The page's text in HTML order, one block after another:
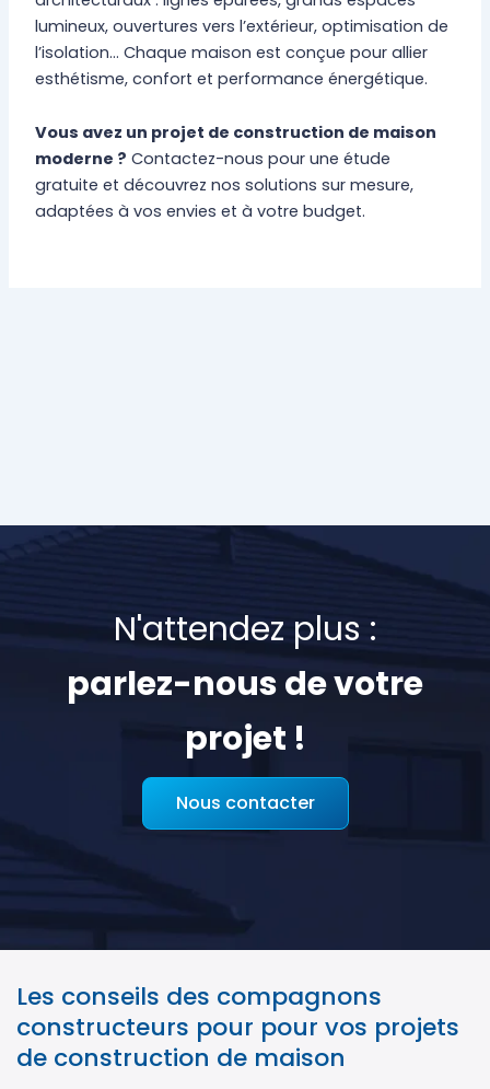
lumineux, ouvertures vers l’extérieur, optimisation de
l’isolation… Chaque maison est conçue pour allier
esthétisme, confort et performance énergétique.
Vous avez un projet de construction de maison
moderne ? Contactez-nous pour une étude
gratuite et découvrez nos solutions sur mesure,
adaptées à vos envies et à votre budget.
N'attendez plus :
parlez-nous de votre
projet !
Nous contacter
Les conseils des compagnons
constructeurs pour pour vos projets
de construction de maison